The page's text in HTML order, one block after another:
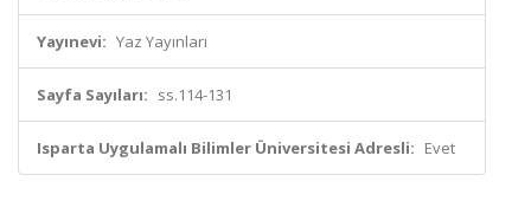
Yayınevi: Yaz Yayınları
Sayfa Sayıları: ss.114-131
Isparta Uygulamalı Bilimler Üniversitesi Adresli: Evet